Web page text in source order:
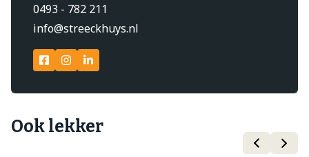
0493 - 782 211
info@streeckhuys.nl
Ook lekker